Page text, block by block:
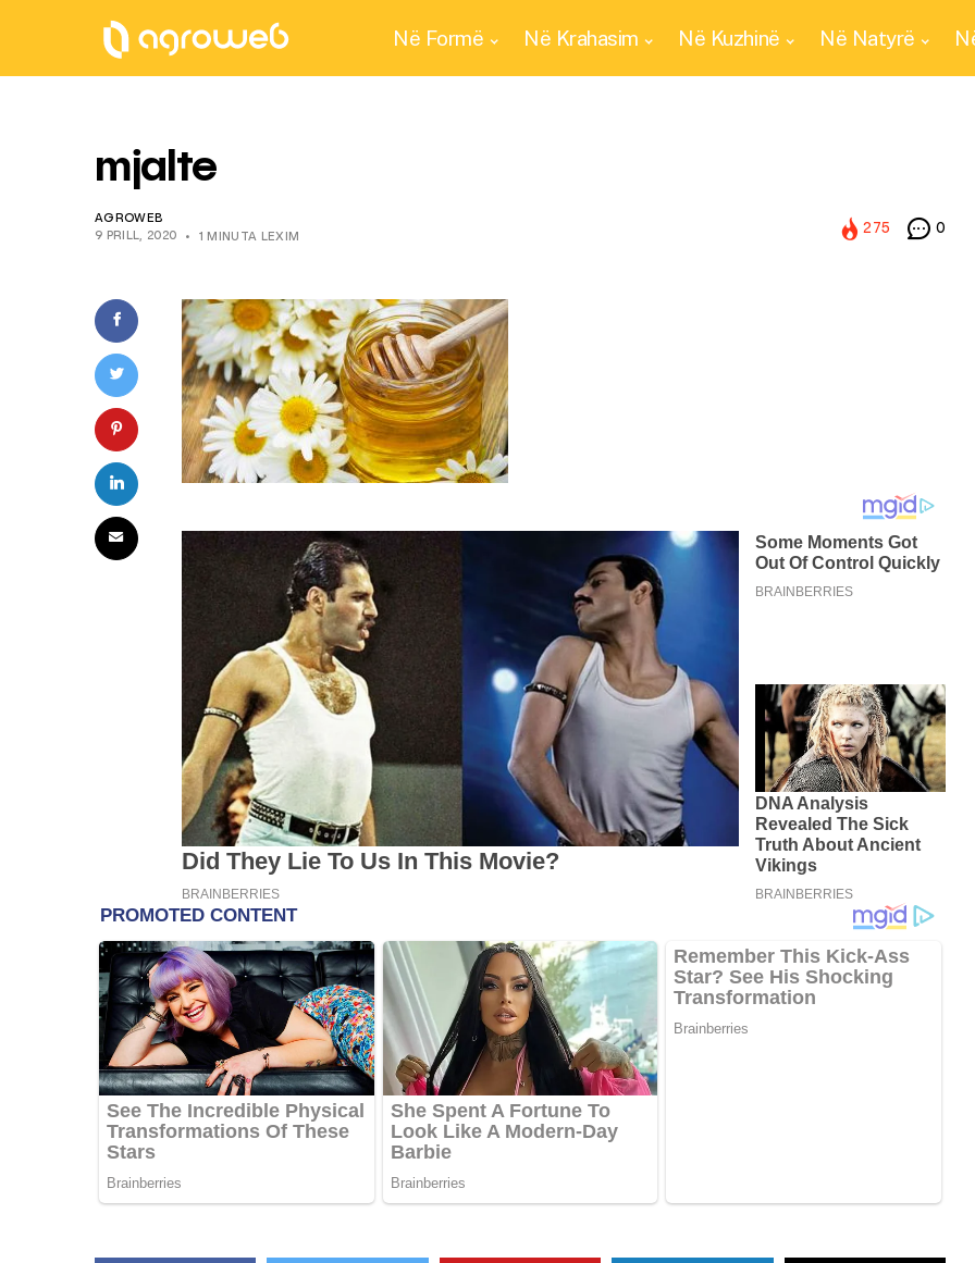
Në Formë Në Krahasim Në Kuzhinë Në Natyrë
mjalte
AGROWEB
9 PRILL, 2020
1 MINUTA LEXIM
275 0
KËSHILLA & IDE
Pse Nuk Duhet të Përdorni
Letrën e Aluminit për Ruajtjen
e Ushqimeve